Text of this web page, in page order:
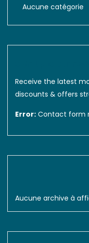
Aucune catégorie
Receive the latest
discounts & offers
Error: Contact form
Aucune archive à